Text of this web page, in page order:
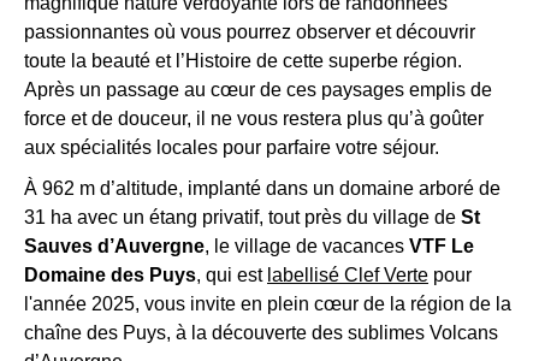
passionnantes où vous pourrez observer et découvrir
toute la beauté et l’Histoire de cette superbe région.
Après un passage au cœur de ces paysages emplis de
force et de douceur, il ne vous restera plus qu’à goûter
aux spécialités locales pour parfaire votre séjour.
À 962 m d’altitude, implanté dans un domaine arboré de
31 ha avec un étang privatif, tout près du village de St
Sauves d’Auvergne, le village de vacances VTF Le
Domaine des Puys, qui est labellisé Clef Verte pour
l'année 2025, vous invite en plein cœur de la région de la
chaîne des Puys, à la découverte des sublimes Volcans
suivants
à
4
ans
-
70%,
4
à
6
ans
votre
boîte
mail,
nouveautés,
bons
plans,
promos,
idées
de